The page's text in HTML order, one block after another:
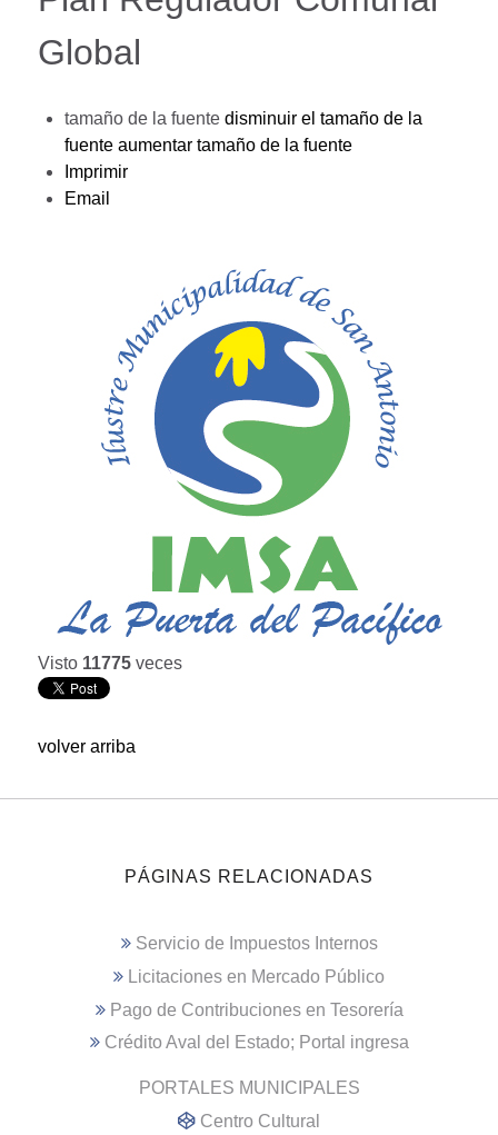
Global
tamaño de la fuente disminuir el tamaño de la
fuente aumentar tamaño de la fuente
Imprimir
Email
Visto 11775 veces
volver arriba
PÁGINAS RELACIONADAS
Servicio de Impuestos Internos
Licitaciones en Mercado Público
Pago de Contribuciones en Tesorería
Crédito Aval del Estado; Portal ingresa
PORTALES MUNICIPALES
Centro Cultural